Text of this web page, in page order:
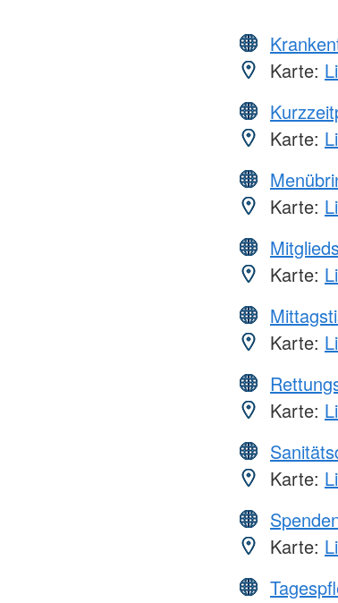
Karte:
Karte:
Karte:
Karte:
Karte:
Karte:
Karte:
Karte: